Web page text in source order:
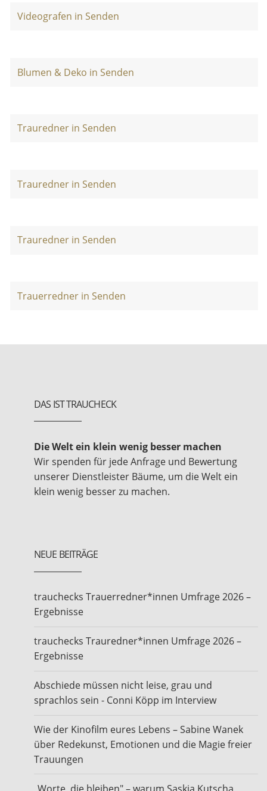
Videografen in Senden
Blumen & Deko in Senden
Trauredner in Senden
Trauredner in Senden
Trauredner in Senden
Trauerredner in Senden
DAS IST TRAUCHECK
Die Welt ein klein wenig besser machen
Wir spenden für jede Anfrage und Bewertung
unserer Dienstleister Bäume, um die Welt ein
klein wenig besser zu machen.
NEUE BEITRÄGE
trauchecks Trauerredner*innen Umfrage 2026 –
Ergebnisse
trauchecks Trauredner*innen Umfrage 2026 –
Ergebnisse
Abschiede müssen nicht leise, grau und
sprachlos sein - Conni Köpp im Interview
Wie der Kinofilm eures Lebens – Sabine Wanek
über Redekunst, Emotionen und die Magie freier
Trauungen